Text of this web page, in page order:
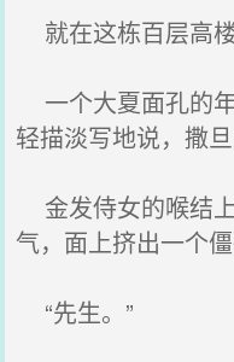
就在这栋百层高楼
一个大夏面孔的
轻描淡写地说，撒旦
金发侍女的喉结
气，面上挤出一个
“先生。”